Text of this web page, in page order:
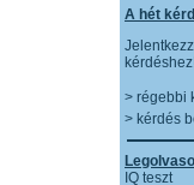
A hét
> régebbi
> kérdés
IQ teszt